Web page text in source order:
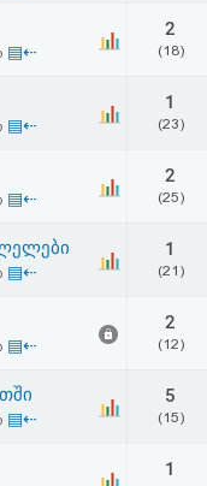
▤⇠
2
(18)
▤⇠
1
(23)
▤⇠
2
(25)
▤⇠
1
(21)
▤⇠
2
(12)
▤⇠
5
(15)
1